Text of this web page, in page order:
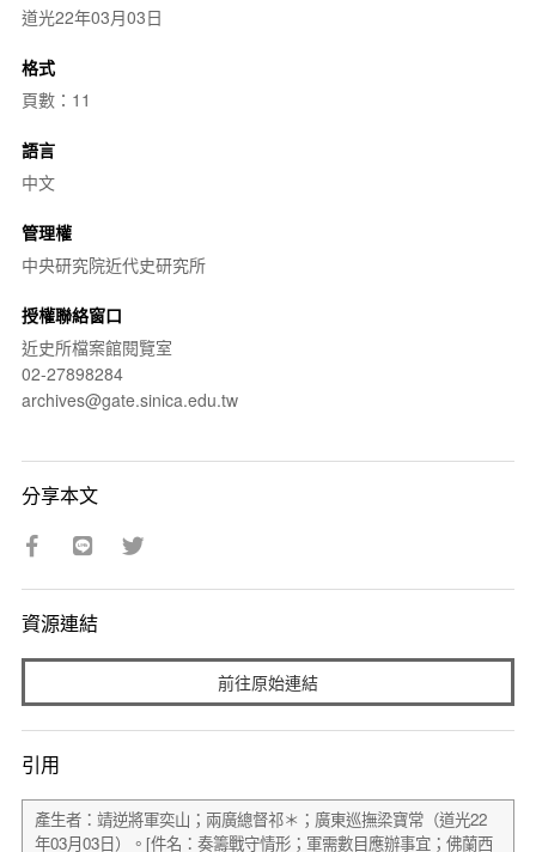
道光22年03月03日
格式
頁數：11
語言
中文
管理權
中央研究院近代史研究所
授權聯絡窗口
近史所檔案館閱覽室
02-27898284
archives@gate.sinica.edu.tw
分享本文
資源連結
前往原始連結
引用